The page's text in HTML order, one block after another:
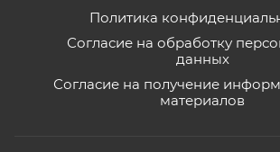
Политика
Согласие на обработку
данных
Согласие на получение
материалов